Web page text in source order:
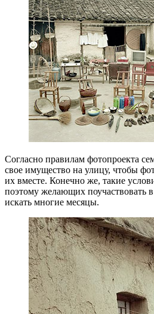
Согласно правилам фотопроекта
свое имущество на улицу, чтобы
их вместе. Конечно же, такие
поэтому желающих поучаствовать
искать многие месяцы.